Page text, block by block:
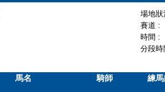
場地
賽道 :
時間 :
分段
馬名 騎師 練